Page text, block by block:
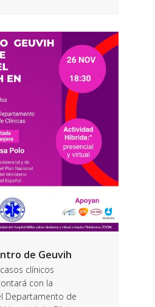
de Geuvih
clínicos
con la
Departamento de